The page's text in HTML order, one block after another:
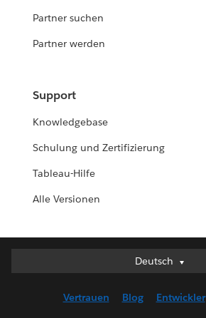
Partner suchen
Partner werden
Support
Knowledgebase
Schulung und Zertifizierung
Tableau-Hilfe
Alle Versionen
Deutsch
Deutsch
English (US)
Vertrauen Blog Entwickler